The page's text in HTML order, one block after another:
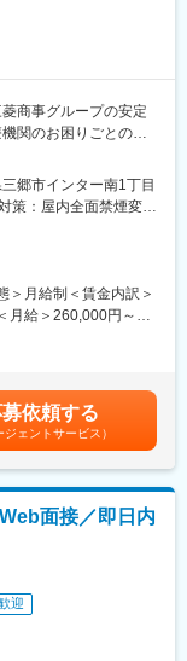
のコミュニケーショ
真摯に向き合い続け
使用される材料
ばらつきがため、当
の間に立ち、適切な
価格交渉支援
ターなど医療スタッ
ランスを鑑みて、改
す。先輩社員が丁寧
心です。
務となりますが、同
め、不安はすぐに解
、医療従事者が患者
つながります。
応え、感謝される瞬
実感します。
商事グループの安定
関のお困りごとの調
で使用する医療材料
関する削減の提案を
院に常駐し、医療現
だきます。
当しております。そ
調整も行います。
用される材料
ばらつきがため、当
郷市インター南1丁目
策：屋内全面禁煙変更
＞月給制＜賃金内訳＞
月給＞260,000円～
下する可能性があり
す。
依頼する
ジェントサービス）
面接／即日内
迎